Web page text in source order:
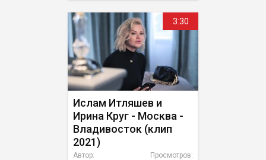
3:30
Ислам Итляшев и
Ирина Круг - Москва -
Владивосток (клип
2021)
Просмотров:
Автор: